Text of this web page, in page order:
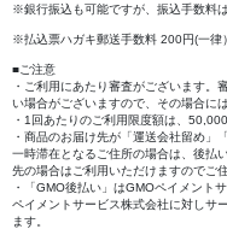
※銀行振込も可能ですが、振込手数料
※払込票ハガキ郵送手数料 200円(一律
■ご注意
・ご利用にあたり審査がございます。
い場合がございますので、その場合に
・1回あたりのご利用限度額は、
・商品のお届け先が「運送会社留め」
一時滞在となるご住所の場合は、後払
先の場合はご利用いただけますのでご
・「GMO後払い」はGMOペイメント
ペイメントサービス株式会社に対しサ
ます。